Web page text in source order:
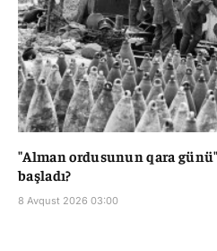
"Alman ordusunun qara
başladı?
8 Avqust 2026 03:00